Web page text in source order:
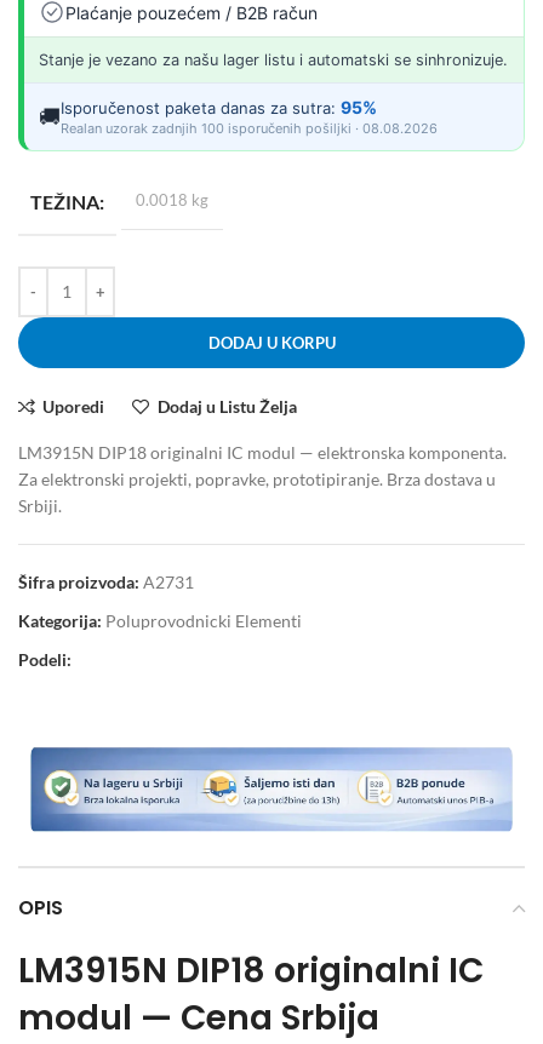
Plaćanje pouzećem / B2B račun
Stanje je vezano za našu lager listu i automatski se sinhronizuje.
🚚Isporučenost paketa danas za sutra: 95%
Realan uzorak zadnjih 100 isporučenih pošiljki · 08.08.2026
TEŽINA 0.0018 kg
DODAJ U KORPU
Uporedi Dodaj u Listu Želja
LM3915N DIP18 originalni IC modul — elektronska komponenta.
Za elektronski projekti, popravke, prototipiranje. Brza dostava u
Srbiji.
Šifra proizvoda: A2731
Kategorija: Poluprovodnicki Elementi
Podeli:
OPIS
LM3915N DIP18 originalni IC
modul — Cena Srbija